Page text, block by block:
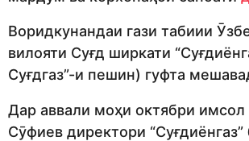
Воридкунандаи гази табиии
вилояти Суғд ширкати
Суғдгаз”-и пешин) гуфта
Дар аввали моҳи октябри
Сӯфиев директори “Суғдиёнгаз”